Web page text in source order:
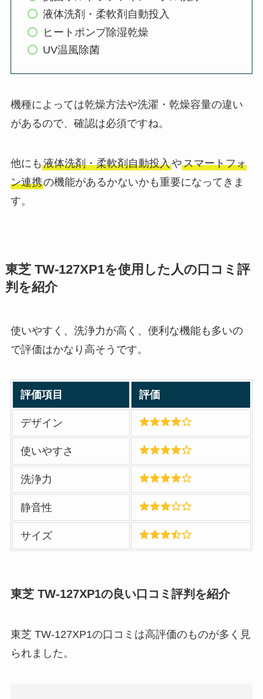
液体洗剤・柔軟剤自動投入
ヒートポンプ除湿乾燥
UV温風除菌
機種によっては乾燥方法や洗濯・乾燥容量の違い
があるので、確認は必須ですね。
他にも 液体洗剤・柔軟剤自動投入やスマートフォ
ン連携の機能があるかないかも重要になってきま
す。
東芝 TW-127XP1を使用した人の口コミ評
判を紹介
使いやすく、洗浄力が高く、便利な機能も多いの
で評価はかなり高そうです。
評価項目 評価
デザイン
使いやすさ
洗浄力
静音性
サイズ
東芝 TW-127XP1の良い口コミ評判を紹介
東芝 TW-127XP1の口コミは高評価のものが多く見
られました。